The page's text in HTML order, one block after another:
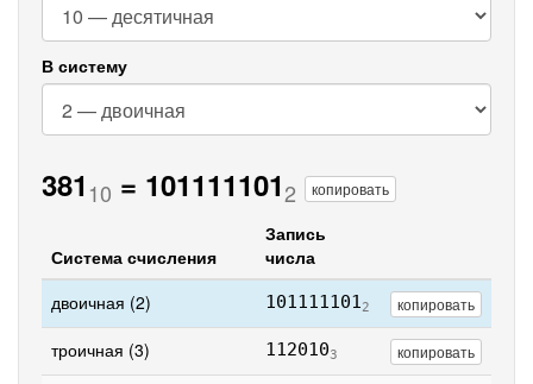
В систему
381 10 = 1011111012 копировать
Система счисления
Запись
числа
двоичная (2)
1011111012 копировать
троичная (3) 1120103 копировать